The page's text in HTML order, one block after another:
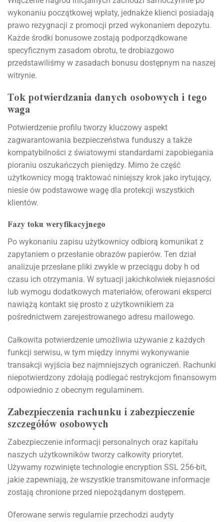
wykonaniu początkowej wpłaty, jednakże klienci posiadają
prawo rezygnacji z promocji przed wykonaniem depozytu.
Każde środki bonusowe zostają podporządkowane
specyficznym zasadom obrotu, te drobiazgowo
przedstawiliśmy w zasadach bonusu dostępnym na naszej
witrynie.
Tok potwierdzania danych osobowych i tego
waga
Potwierdzenie profilu tworzy kluczowy aspekt
zagwarantowania bezpieczeństwa funduszy a także
kompatybilności z światowymi standardami zapobiegania
pioraniu oszukańczych pieniędzy. Mimo że część
użytkownicy mogą traktować niniejszy krok jako irytujący,
niesie ów podstawowe wagę dla protekcji wszystkich
klientów.
Fazy toku weryfikacyjnego
Po wykonaniu zapisu użytkownicy odbiorą komunikat z
zapytaniem o przesłanie obrazów papierów. Ten dział
analizuje przesłane pliki zwykle w przeciągu doby h od
czasu ich otrzymania. W sytuacji jakichkolwiek niejasności
lub wymogu dodatkowych materiałów, oferowani eksperci
nawiążą kontakt się prosto z użytkownikiem za
pośrednictwem zarejestrowanego adresu mailowego.
Całkowita potwierdzenie umożliwia używanie z każdych
funkcji serwisu, w tym między innymi wykonywanie
transakcji wyjścia bez najmniejszych ograniczeń. Rachunki
niepotwierdzony zdołają podlegać restrykcjom finansowym
odpowiednio z obecnym regulaminem.
Zabezpieczenia rachunku i zabezpieczenie
szczegółów osobowych
Zabezpieczenie informacji personalnych oraz kapitału
naszych użytkowników tworzy całkowity priorytet.
Używamy rozwinięte technologie encryption SSL 256-bit,
jakie zapewniają, że wszystkie transmitowane informacje
zostają chronione przed niepożądanym dostępem.
Oferowane serwis regularnie przechodzi audyty